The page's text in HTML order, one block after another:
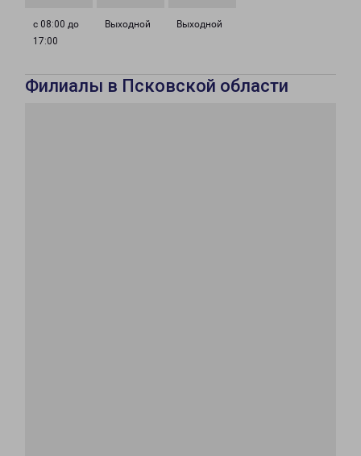
с 08:00 до
17:00
Выходной Выходной
Филиалы в Псковской области